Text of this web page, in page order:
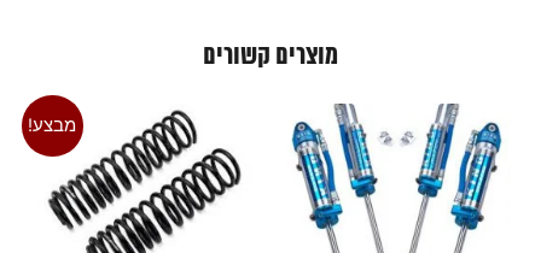
מוצרים קשורים
מבצע!